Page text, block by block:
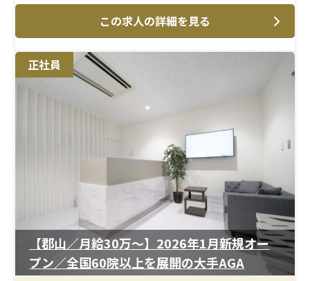
理など幅広く担当します。
＜研修制度＞
実務を通して学ぶOJT体制で、経験に応じた業務分担を実
施。無理なく業務に馴染めます。
残業は月10時間以下。結婚・出産祝金（第一子30万円、
第二子40万円）と、育休取得率 女性100％・男性33％の
この求人の詳細を見る
正社員
【郡山／月給30万〜】2026年1月新規オー
プン／全国60院以上を展開の大手AGA